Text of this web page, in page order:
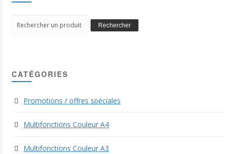
for:
Rechercher
CATÉGORIES
Promotions / offres spéciales
Multifonctions Couleur A4
Multifonctions Couleur A3